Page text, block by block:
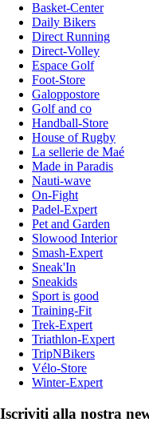
Basket-Center
Daily Bikers
Direct Running
Direct-Volley
Espace Golf
Foot-Store
Galoppostore
Golf and co
Handball-Store
House of Rugby
La sellerie de Maé
Made in Paradis
Nauti-wave
On-Fight
Padel-Expert
Pet and Garden
Slowood Interior
Smash-Expert
Sneak'In
Sneakids
Sport is good
Training-Fit
Trek-Expert
Triathlon-Expert
TripNBikers
Vélo-Store
Winter-Expert
Iscriviti alla nostra